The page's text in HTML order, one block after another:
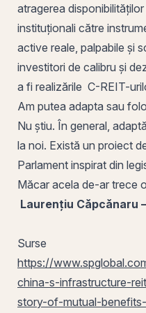
atragerea
instituționali către
active reale, palpabile și
investitori de calibru și
a fi realizările C-REIT-
Am putea adapta sau
Nu știu. În general,
la noi. Există un proiect
Parlament inspirat din
Măcar acela de-ar trece
Laurențiu Căpcănaru
Surse
https://
china-s-infrastructure-
story-of-mutual-